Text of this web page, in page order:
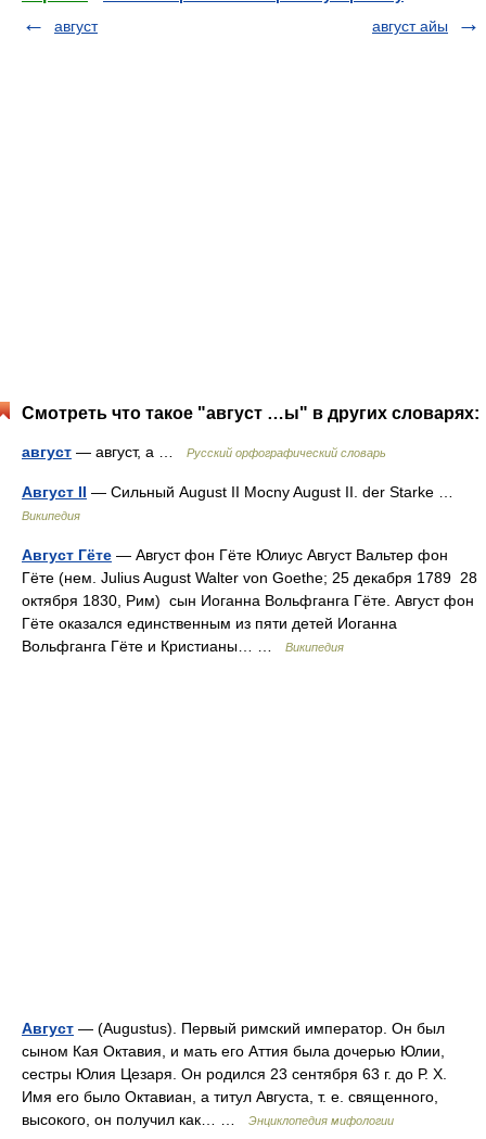
август
август айы
Смотреть что такое "август …ы" в других словарях:
август — август, а … Русский орфографический словарь
Август II — Сильный August II Mocny August II. der Starke …
Википедия
Август Гёте — Август фон Гёте Юлиус Август Вальтер фон
Гёте (нем. Julius August Walter von Goethe; 25 декабря 1789 28
октября 1830, Рим) сын Иоганна Вольфганга Гёте. Август фон
Гёте оказался единственным из пяти детей Иоганна
Вольфганга Гёте и Кристианы… …
Википедия
Август — (Augustus). Первый римский император. Он был
сыном Кая Октавия, и мать его Аттия была дочерью Юлии,
сестры Юлия Цезаря. Он родился 23 сентября 63 г. до Р. X.
Имя его было Октавиан, а титул Августа, т. е. священного,
высокого, он получил как… …
Энциклопедия мифологии